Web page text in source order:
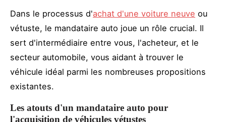
Dans le processus d'achat d'une voiture neuve ou
vétuste, le mandataire auto joue un rôle crucial. Il
sert d'intermédiaire entre vous, l'acheteur, et le
secteur automobile, vous aidant à trouver le
véhicule idéal parmi les nombreuses propositions
existantes.
Les atouts d'un mandataire auto pour
l'acquisition de véhicules vétustes